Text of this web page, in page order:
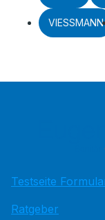
VIESSMANN
Testseite
Ratgeber